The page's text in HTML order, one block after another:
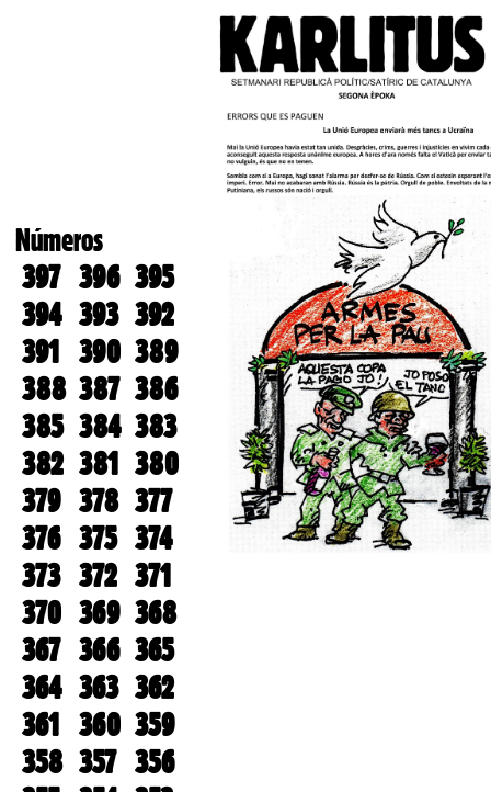
Números
397 396 395
394 393 392
391 390 389
388 387 386
385 384 383
382 381 380
379 378 377
376 375 374
373 372 371
370 369 368
367 366 365
364 363 362
361 360 359
358 357 356